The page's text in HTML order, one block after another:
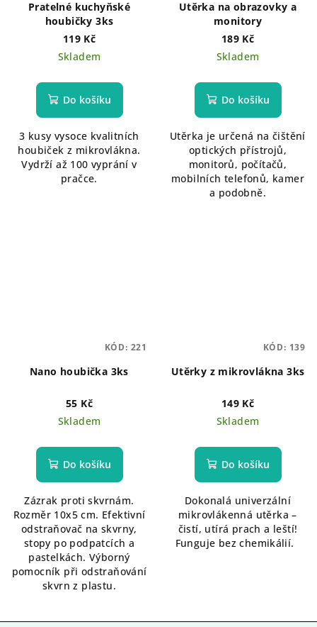
Pratelné kuchyňské
houbičky 3ks
119 Kč
Skladem
Do košíku
3 kusy vysoce kvalitních
houbiček z mikrovlákna.
Vydrží až 100 vyprání v
pračce.
Utěrka na obrazovky a
monitory
189 Kč
Skladem
Do košíku
Utěrka je určená na čištění
optických přístrojů,
monitorů, počítačů,
mobilních telefonů, kamer
a podobně.
Nano houbička 3ks
55 Kč
Skladem
Do košíku
Zázrak proti skvrnám.
Rozměr 10x5 cm. Efektivní
odstraňovač na skvrny,
stopy po podpatcích a
pastelkách. Výborný
pomocník při odstraňování
skvrn z plastu.
KÓD: 221
Utěrky z mikrovlákna 3ks
149 Kč
Skladem
Do košíku
Dokonalá univerzální
mikrovlákenná utěrka –
čistí, utírá prach a leští!
Funguje bez chemikálií.
KÓD: 139